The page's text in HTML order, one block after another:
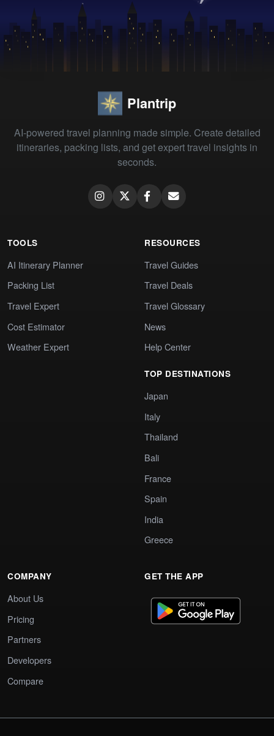
Plantrip
AI-powered travel planning made simple. Create detailed
itineraries, packing lists, and get expert travel insights in
seconds.
TOOLS
AI Itinerary Planner
Packing List
Travel Expert
Cost Estimator
Weather Expert
RESOURCES
Travel Guides
Travel Deals
Travel Glossary
News
Help Center
TOP DESTINATIONS
Japan
Italy
Thailand
Bali
France
Spain
India
Greece
COMPANY
About Us
Pricing
Partners
Developers
Compare
GET THE APP